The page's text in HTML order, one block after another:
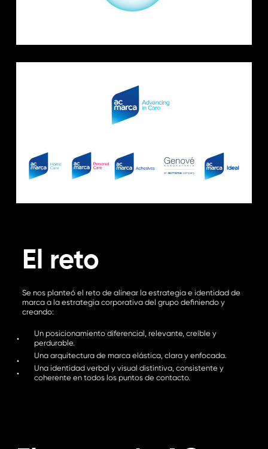
El reto
Se nos planteó el reto de alinear la estrategia e identidad de
marca a la estrategia corporativa del grupo definiendo y
creando:
Un posicionamiento diferencial, relevante, creíble y
perdurable.
Una arquitectura de marca elástica, clara y enfocada.
Una identidad verbal y visual distintiva, consistente y
coherente en todos los puntos de contacto.